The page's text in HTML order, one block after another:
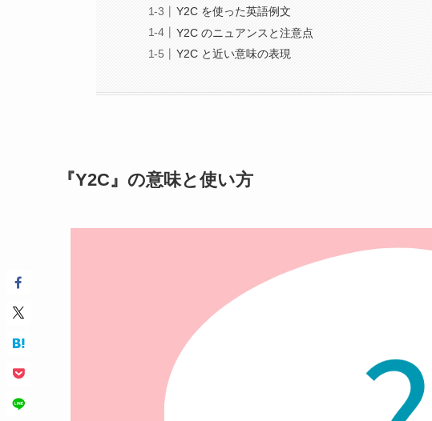
Y2C を使った英語例文
Y2C のニュアンスと注意点
Y2C と近い意味の表現
『Y2C』の意味と使い方